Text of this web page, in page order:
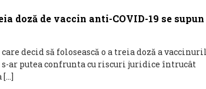
doză de vaccin anti-COVID-19 se supun
decid să folosească o a treia doză a
s-ar putea confrunta cu riscuri juridice întrucât
[…]